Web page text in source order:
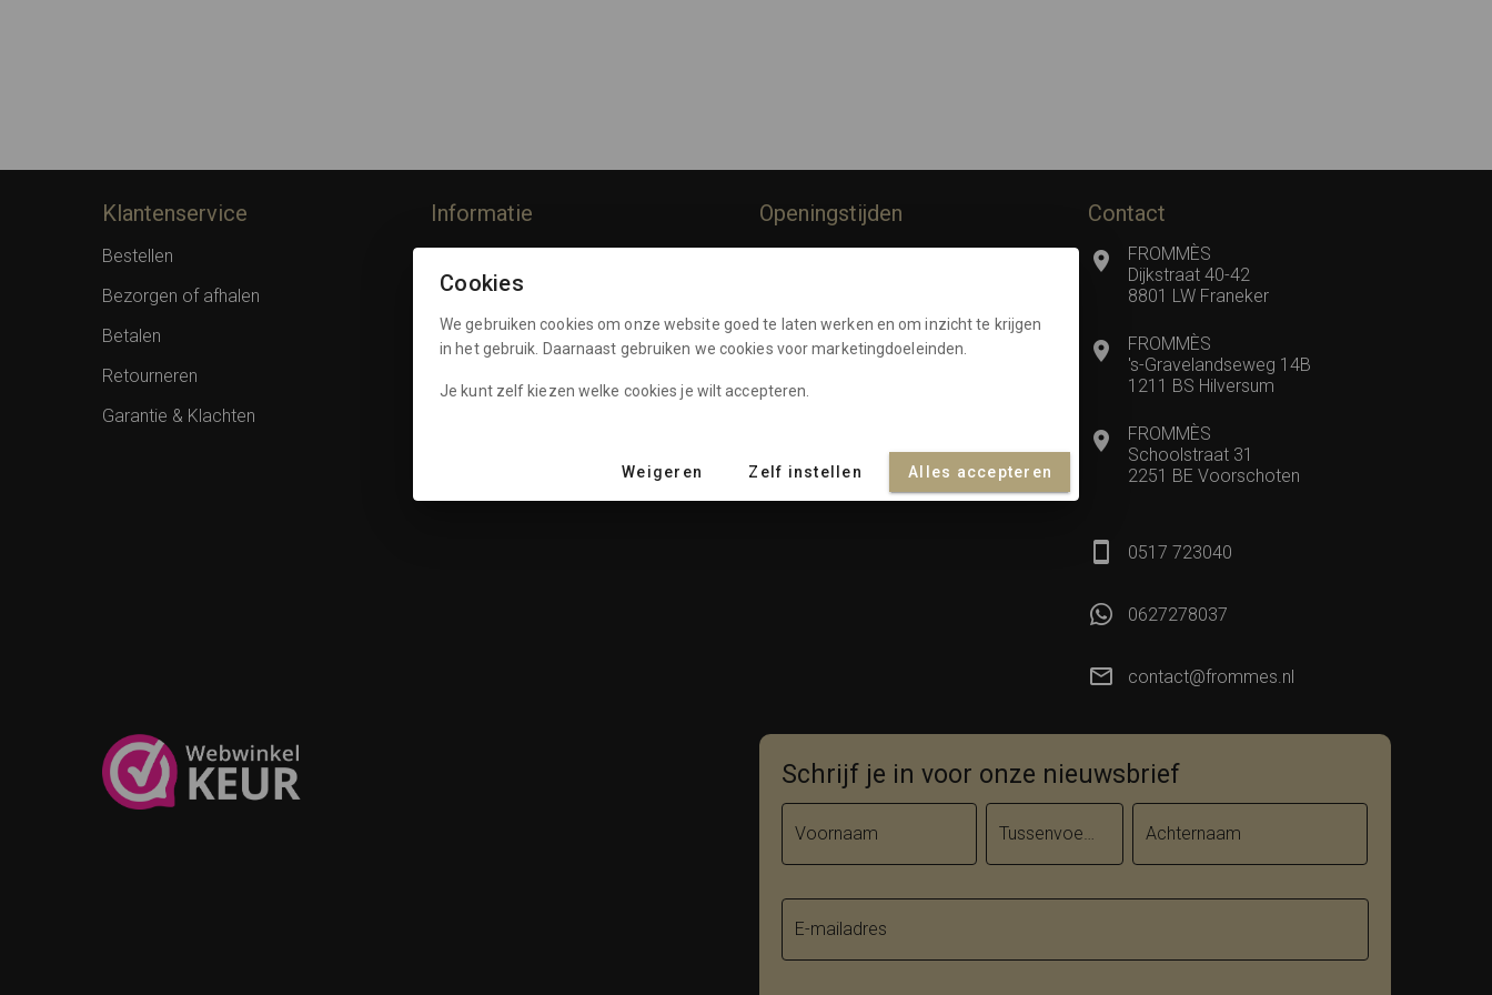
Klantenservice
Bestellen
Bezorgen of afhalen
Betalen
Retourneren
Garantie & Klachten
Informatie
Privacy Policy
Algemene Voorwaarden
Openingstijden
Donderdag:10:00 - 17:00
Vrijdag:
10:00 - 17:00
Contact
FROMMÈS
Dijkstraat 40-42
8801 LW Franeker
FROMMÈS
's-Gravelandseweg 14B
1211 BS Hilversum
FROMMÈS
Schoolstraat 31
2251 BE Voorschoten
0517 723040
0627278037
contact@frommes.nl
Schrijf je in voor onze nieuwsbrief
Voornaam Tussenvoegsel Achternaam
E-mailadres
Cookies
We gebruiken cookies om onze website goed te laten werken en om inzicht te krijgen
in het gebruik. Daarnaast gebruiken we cookies voor marketingdoeleinden.
Je kunt zelf kiezen welke cookies je wilt accepteren.
Weigeren Zelf instellen Alles accepteren